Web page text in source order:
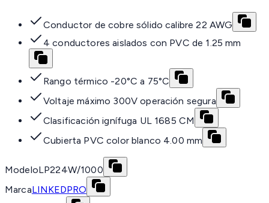
Conductor de cobre sólido calibre 22 AWG
4 conductores aislados con PVC de 1.25 mm
Rango térmico -20°C a 75°C
Voltaje máximo 300V operación segura
Clasificación ignífuga UL 1685 CM
Cubierta PVC color blanco 4.00 mm
ModeloLP224W/1000
MarcaLINKEDPRO